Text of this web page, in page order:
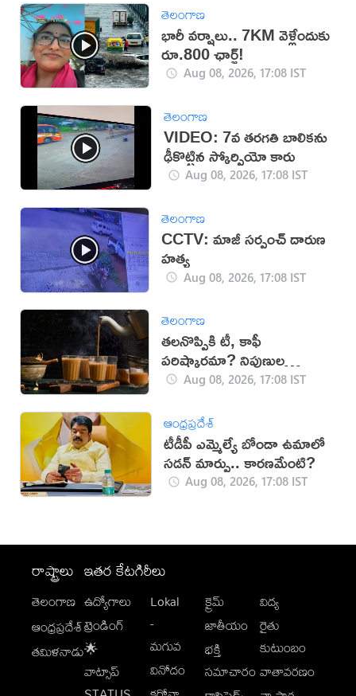
తెలంగాణ
భారీ వర్షాలు.. 7KM వెళ్లేందుకు
రూ.800 ఛార్జ్!
Aug 08, 2026, 17:08 IST
తెలంగాణ
VIDEO: 7వ తరగతి బాలికను
ఢీకొట్టిన స్కోర్పియో కారు
Aug 08, 2026, 17:08 IST
తెలంగాణ
CCTV: మాజీ సర్పంచ్ దారుణ
హత్య
Aug 08, 2026, 17:08 IST
తెలంగాణ
తలనొప్పికి టీ, కాఫీ
పరిష్కారమా? నిపుణుల
సూచనలు ఇవే!
Aug 08, 2026, 17:08 IST
ఆంధ్రప్రదేశ్
టీడీపీ ఎమ్మెల్యే బోండా ఉమాలో
సడన్‌ మార్పు.. కారణమేంటి?
Aug 08, 2026, 17:08 IST
రాష్ట్రాలు
తెలంగాణ
ఆంధ్రప్రదేశ్
తమిళనాడు
ఇతర కేటగిరీలు
ఉద్యోగాలు
ట్రెండింగ్
🌟
వాట్సాప్
Lokal
-
మగువ
వినోదం
క్రైమ్
జాతీయం
భక్తి
సమాచారం
విద్య
రైతు
కుటుంబం
వాతావరణం